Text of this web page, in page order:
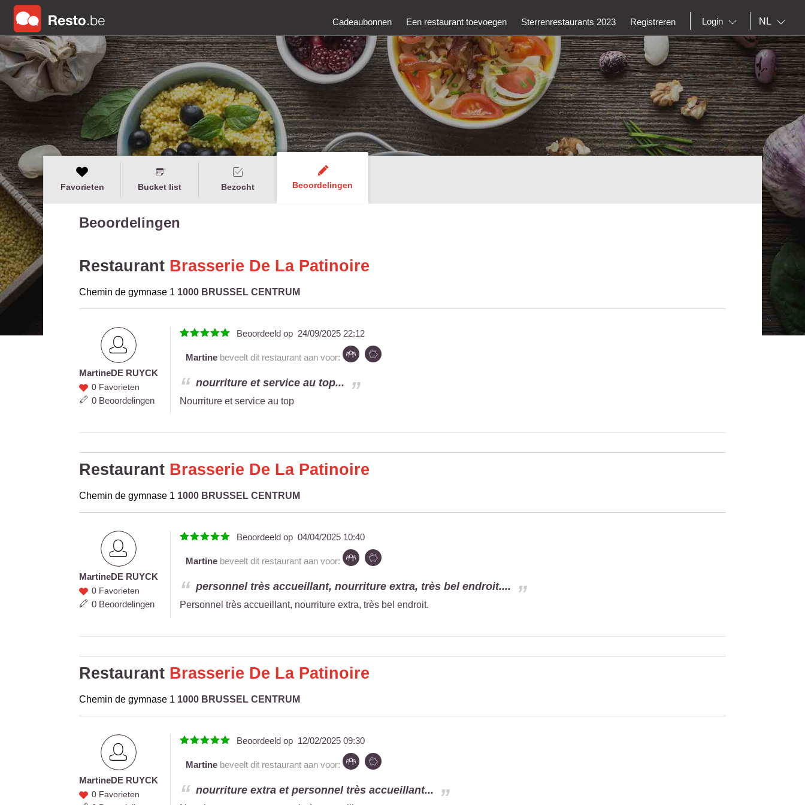
Cadeaubonnen Een restaurant toevoegen Sterrenrestaurants 2023 Registreren Login NL
Favorieten Bucket list Bezocht Beoordelingen
Beoordelingen
Restaurant Brasserie De La Patinoire
Chemin de gymnase 1 1000 BRUSSEL CENTRUM
Martine
DE
RUYCK
MartineDE RUYCK
0 Favorieten
0 Beoordelingen
Beoordeeld op 24/09/2025 22:12
Martine beveelt dit restaurant aan voor:
nourriture et service au top...
Nourriture et service au top
Restaurant Brasserie De La Patinoire
Chemin de gymnase 1 1000 BRUSSEL CENTRUM
Martine
DE
RUYCK
MartineDE RUYCK
0 Favorieten
0 Beoordelingen
Beoordeeld op 04/04/2025 10:40
Martine beveelt dit restaurant aan voor:
personnel très accueillant, nourriture extra, très bel endroit....
Personnel très accueillant, nourriture extra, très bel endroit.
Restaurant Brasserie De La Patinoire
Chemin de gymnase 1 1000 BRUSSEL CENTRUM
Martine
DE
MartineDE RUYCK
0 Favorieten
Beoordeeld op 12/02/2025 09:30
Martine beveelt dit restaurant aan voor:
nourriture extra et personnel très accueillant...